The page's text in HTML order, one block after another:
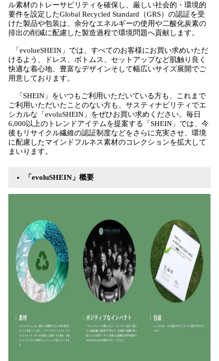
ル素材のトレーサビリティを確保し、厳しい社会的・環境的
要件を設定したGlobal Recycled Standard（GRS）の認証を受
けた製品や包装は、余分なエネルギーの使用や二酸化炭素の
排出の削減に配慮した製造過程で環境問題へ貢献します。
「evolueSHEIN」では、すべてのお客様にお買い求めいただ
けるよう、ドレス、ボトムス、セットアップなど肌触り良く
快適な着心地、豊富なデザインそして幅広いサイズ展開でご
用意しております。
「SHEIN」をいつもご利用いただいている方も、これまで
ご利用いただいたことのない方も、サスティナビリティでエ
シカルな「evoluSHEIN」をぜひお買い求めください。毎日
6,000以上のトレンドアイテムを提案する「SHEIN」では、今
後もリサイクル繊維の認証制度などをさらに充実させ、環境
に配慮したマインドフルネス素材のコレクションを拡大して
まいります。
「evoluSHEIN」概要